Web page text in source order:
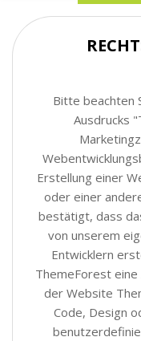
Bitte beachten
Ausdrucks
Erstellung einer
oder einer
bestätigt, dass
von unserem
Entwicklern
ThemeForest eine
der Website
Code, Design